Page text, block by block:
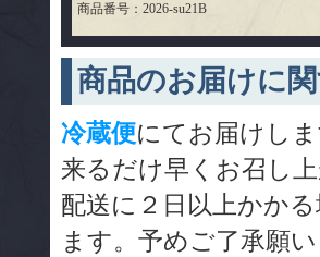
商品番号：2026-su21B
商品のお届けに
冷蔵便にてお届けし
来るだけ早くお召し
配送に２日以上かか
ます。予めご了承願